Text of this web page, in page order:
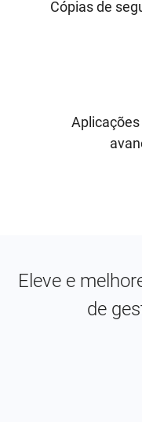
Cópias de
Eleve e
de